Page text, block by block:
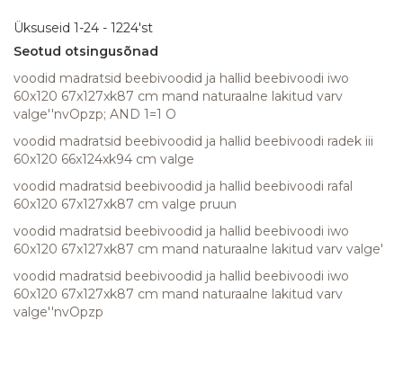
Üksuseid 1-24 - 1224'st
Seotud otsingusõnad
voodid madratsid beebivoodid ja hallid beebivoodi iwo
60x120 67x127xk87 cm mand naturaalne lakitud varv
valge''nvOpzp; AND 1=1 O
voodid madratsid beebivoodid ja hallid beebivoodi radek iii
60x120 66x124xk94 cm valge
voodid madratsid beebivoodid ja hallid beebivoodi rafal
60x120 67x127xk87 cm valge pruun
voodid madratsid beebivoodid ja hallid beebivoodi iwo
60x120 67x127xk87 cm mand naturaalne lakitud varv valge'
voodid madratsid beebivoodid ja hallid beebivoodi iwo
60x120 67x127xk87 cm mand naturaalne lakitud varv
valge''nvOpzp